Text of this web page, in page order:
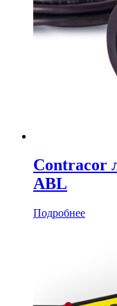
Contracor
ABL
Подробнее